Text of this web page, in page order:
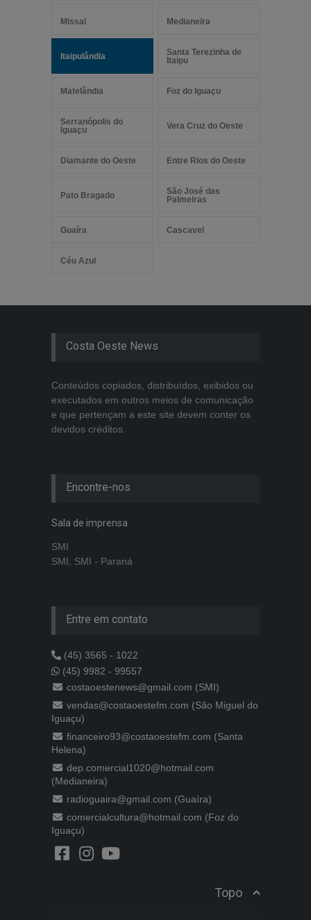
Missal Medianeira
Itaipulândia
Santa Terezinha de
Itaipu
Matelândia Foz do Iguaçu
Serranópolis do
Iguaçu
Vera Cruz do Oeste
Diamante do Oeste Entre Rios do Oeste
Pato Bragado
São José das
Palmeiras
Guaíra Cascavel
Céu Azul
Costa Oeste News
Conteúdos copiados, distribuídos, exibidos ou
executados em outros meios de comunicação
e que pertençam a este site devem conter os
devidos créditos.
Encontre-nos
Sala de imprensa
SMI
SMI, SMI - Paraná
Entre em contato
(45) 3565 - 1022
(45) 9982 - 99557
costaoestenews@gmail.com (SMI)
vendas@costaoestefm.com (São Miguel do
Iguaçu)
financeiro93@costaoestefm.com (Santa
Helena)
dep.comercial1020@hotmail.com
(Medianeira)
radioguaira@gmail.com (Guaíra)
comercialcultura@hotmail.com (Foz do
Iguaçu)
Topo